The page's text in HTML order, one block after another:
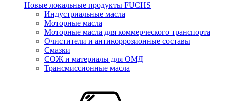
Новые локальные продукты FUCHS
Индустриальные масла
Моторные масла
Моторные масла для коммерческого транспорта
Очистители и антикоррозионные составы
Смазки
СОЖ и материалы для ОМД
Трансмиссионные масла